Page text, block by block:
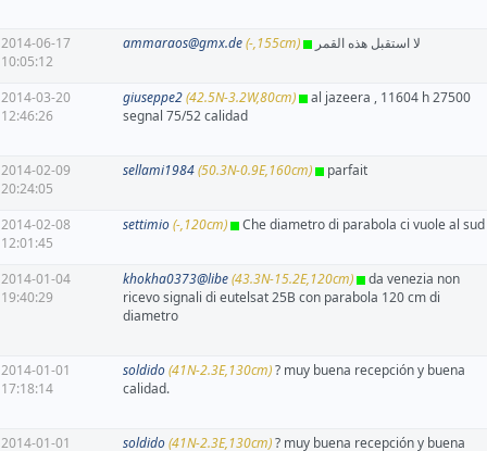
2014-06-17
10:05:12
ammaraos@gmx.de(-,155cm) لا استقبل هذه القمر
2014-03-20
12:46:26
giuseppe2(42.5N-3.2W,80cm)
al jazeera , 11604 h 27500
segnal 75/52 calidad
2014-02-09
20:24:05
sellami1984(50.3N-0.9E,160cm) parfait
2014-02-08
12:01:45
settimio(-,120cm) Che diametro di parabola ci vuole al sud
2014-01-04
19:40:29
khokha0373@libe(43.3N-15.2E,120cm)
da venezia non
ricevo signali di eutelsat 25B con parabola 120 cm di
diametro
2014-01-01
17:18:14
soldido(41N-2.3E,130cm)? muy buena recepción y buena
calidad.
2014-01-01
soldido(41N-2.3E,130cm)? muy buena recepción y buena